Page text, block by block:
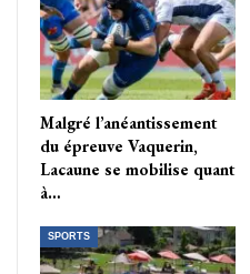
Malgré l’anéantissement
du épreuve Vaquerin,
Lacaune se mobilise quant
à…
SPORTS